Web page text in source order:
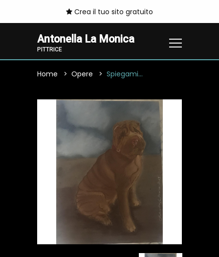
Crea il tuo sito gratuito
Antonella La Monica
PITTRICE
Home Opere Spiegami...